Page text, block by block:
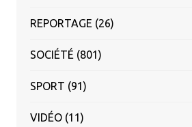
REPORTAGE (26)
SOCIÉTÉ (801)
SPORT (91)
VIDÉO(11)